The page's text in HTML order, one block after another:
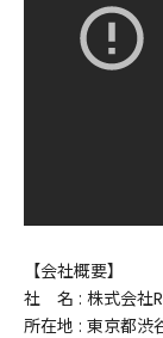
【会社概要】
社 名 : 株式会社
所在地 : 東京都渋